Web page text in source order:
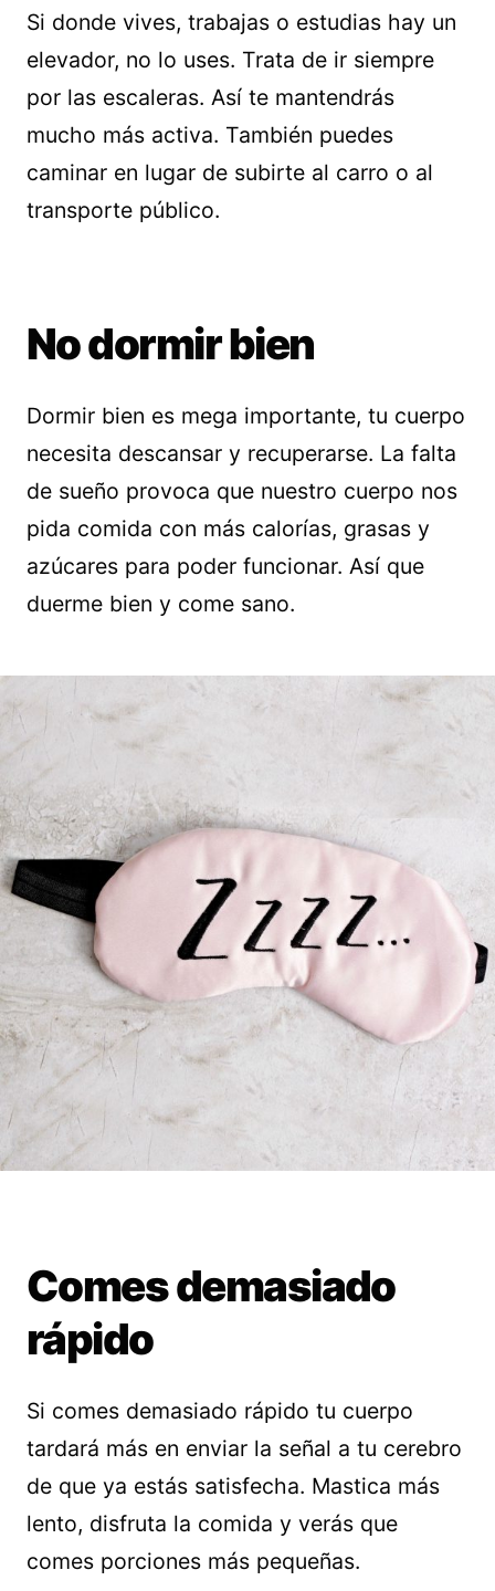
Si donde vives, trabajas o estudias hay un
elevador, no lo uses. Trata de ir siempre
por las escaleras. Así te mantendrás
mucho más activa. También puedes
caminar en lugar de subirte al carro o al
transporte público.
No dormir bien
Dormir bien es mega importante, tu cuerpo
necesita descansar y recuperarse. La falta
de sueño provoca que nuestro cuerpo nos
pida comida con más calorías, grasas y
azúcares para poder funcionar. Así que
duerme bien y come sano.
Comes demasiado
rápido
Si comes demasiado rápido tu cuerpo
tardará más en enviar la señal a tu cerebro
de que ya estás satisfecha. Mastica más
lento, disfruta la comida y verás que
comes porciones más pequeñas.